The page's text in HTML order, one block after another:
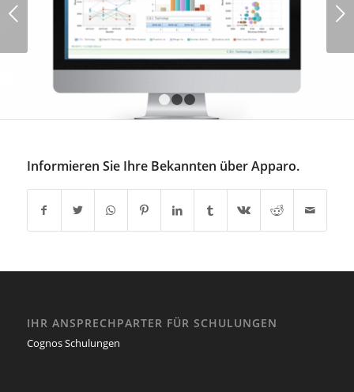
Weiter
Informieren Sie Ihre Bekannten über Apparo.
IHR ANSPRECHPARTER FÜR SCHULUNGEN
Cognos Schulungen